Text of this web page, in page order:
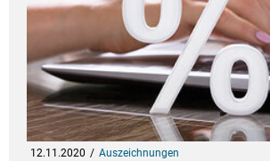
12.11.2020 Auszeichnungen